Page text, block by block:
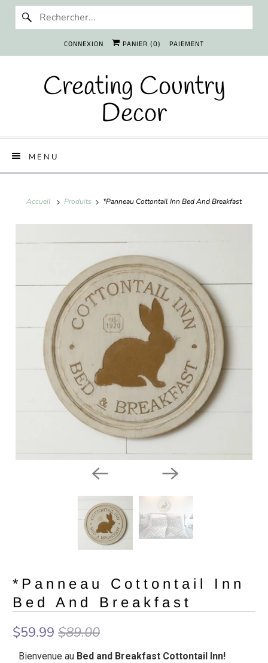
CONNEXION PANIER (0) PAIEMENT
Creating Country
Decor
MENU
Accueil Produits *Panneau Cottontail Inn Bed And Breakfast
*Panneau Cottontail Inn
Bed And Breakfast
$59.99$89.00
Bienvenue au Bed and Breakfast Cottontail Inn!